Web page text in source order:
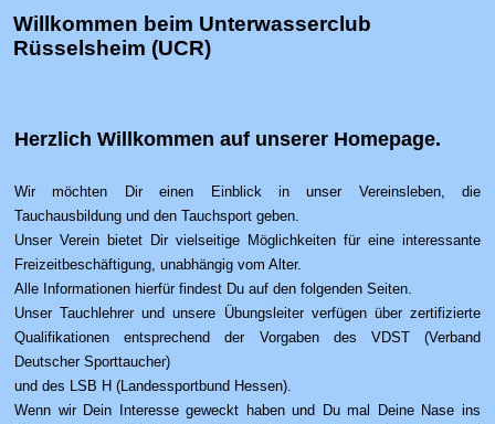
Willkommen beim Unterwasserclub
Rüsselsheim (UCR)
Herzlich Willkommen auf unserer Homepage.
Wir möchten Dir einen Einblick in unser Vereinsleben, die
Tauchausbildung und den Tauchsport geben.
Unser Verein bietet Dir vielseitige Möglichkeiten für eine interessante
Freizeitbeschäftigung, unabhängig vom Alter.
Alle Informationen hierfür findest Du auf den folgenden Seiten.
Unser Tauchlehrer und unsere Übungsleiter verfügen über zertifizierte
Qualifikationen entsprechend der Vorgaben des VDST (Verband
Deutscher Sporttaucher)
und des LSB H (Landessportbund Hessen).
Wenn wir Dein Interesse geweckt haben und Du mal Deine Nase ins